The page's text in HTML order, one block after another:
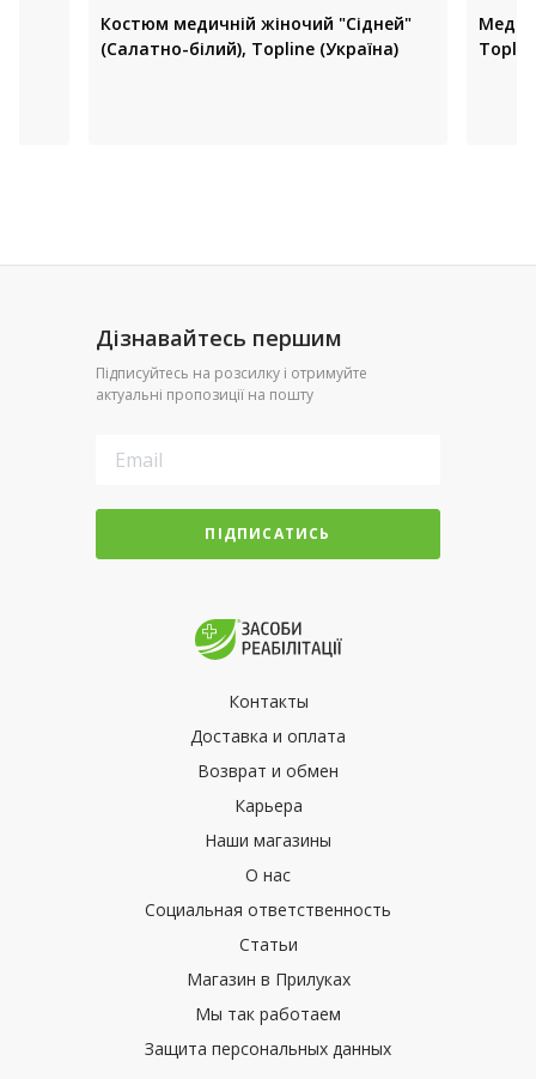
Костюм медичній жіночий "Сідней"
(Салатно-білий), Topline (Україна)
Дізнавайтесь першим
Підписуйтесь на розсилку і отримуйте
актуальні пропозиції на пошту
ПІДПИСАТИСЬ
Контакты
Доставка и оплата
Возврат и обмен
Карьера
Наши магазины
О нас
Социальная ответственность
Статьи
Магазин в Прилуках
Мы так работаем
Защита персональных данных